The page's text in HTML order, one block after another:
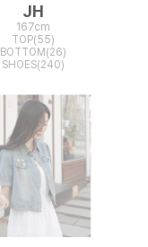
JH
167cm
TOP(55)
BOTTOM(26)
SHOES(240)